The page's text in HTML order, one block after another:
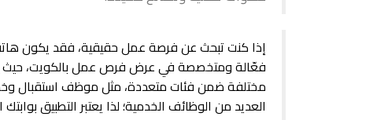
إذا كنت تبحث عن فرصة عمل حقيقية، فقد يكون
فعّالة ومتخصصة في عرضفرص عمل بالكويت،
مختلفة ضمن فئات متعددة، مثل موظف استقبال
العديد من الوظائف الخدمية؛ لذا يعتبر التطبيق